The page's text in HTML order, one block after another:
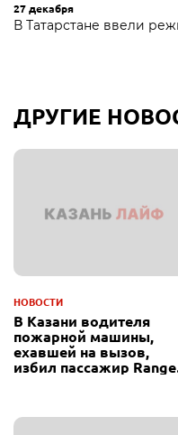
27 декабря
В Татарстане ввели
ДРУГИЕ
НОВОСТИ
В Казани водителя
пожарной машины,
ехавшей на вызов,
избил пассажир Range